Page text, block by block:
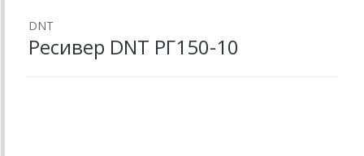
DNT
Ресивер DNT РГ150-10